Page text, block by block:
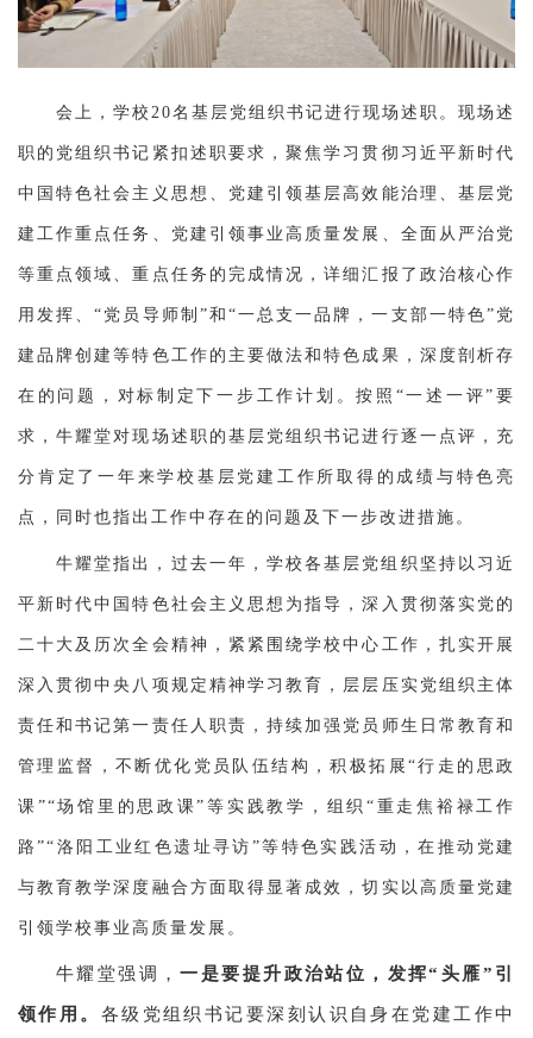
会上，学校20名基层党组织书记进行现场述职。现场述
职的党组织书记紧扣述职要求，聚焦学习贯彻习近平新时代
中国特色社会主义思想、党建引领基层高效能治理、基层党
建工作重点任务、党建引领事业高质量发展、全面从严治党
等重点领域、重点任务的完成情况，详细汇报了政治核心作
用发挥、“党员导师制”和“一总支一品牌，一支部一特色”党
建品牌创建等特色工作的主要做法和特色成果，深度剖析存
在的问题，对标制定下一步工作计划。按照“一述一评”要
求，牛耀堂对现场述职的基层党组织书记进行逐一点评，充
分肯定了一年来学校基层党建工作所取得的成绩与特色亮
点，同时也指出工作中存在的问题及下一步改进措施。
牛耀堂指出，过去一年，学校各基层党组织坚持以习近
平新时代中国特色社会主义思想为指导，深入贯彻落实党的
二十大及历次全会精神，紧紧围绕学校中心工作，扎实开展
深入贯彻中央八项规定精神学习教育，层层压实党组织主体
责任和书记第一责任人职责，持续加强党员师生日常教育和
管理监督，不断优化党员队伍结构，积极拓展“行走的思政
课”“场馆里的思政课”等实践教学，组织“重走焦裕禄工作
路”“洛阳工业红色遗址寻访”等特色实践活动，在推动党建
与教育教学深度融合方面取得显著成效，切实以高质量党建
引领学校事业高质量发展。
牛耀堂强调，一是要提升政治站位，发挥“头雁”引
领作用。 各级党组织书记要深刻认识自身在党建工作中